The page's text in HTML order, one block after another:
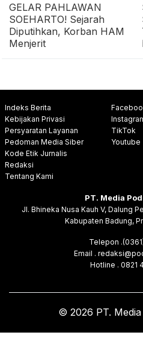
GELAR PAHLAWAN
SOEHARTO! Sejarah
Diputihkan, Korban HAM
Menjerit
Indeks Berita
Kebijakan Privasi
Persyaratan Layanan
Pedoman Media Siber
Kode Etik Jurnalis
Redaksi
Tentang Kami
TikTok
Youtube
PT. Media
Jl. Bhineka Nusa Kauh V, Dalung
Kabupaten Badung,
Telepon
Email .
Hotline . 0821
© 2026 PT.